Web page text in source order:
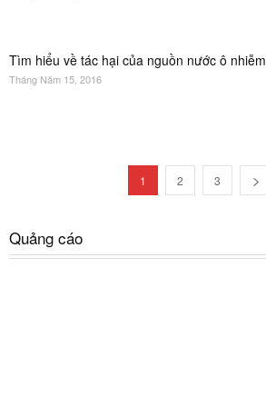
Tìm hiểu về tác hại của nguồn nước ô nhiễm
Tháng Năm 15, 2016
1 2 3
Quảng cáo